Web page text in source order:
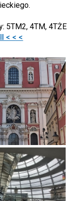
5TM2, 4TM, 4TŻE
< < <